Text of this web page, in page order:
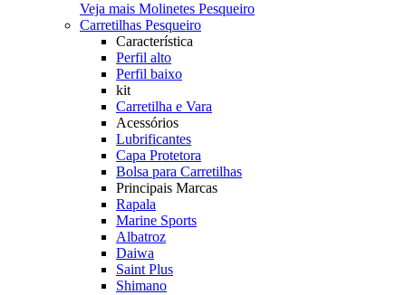
Veja mais Molinetes Pesqueiro
Carretilhas Pesqueiro
Característica
Perfil alto
Perfil baixo
kit
Carretilha e Vara
Acessórios
Lubrificantes
Capa Protetora
Bolsa para Carretilhas
Principais Marcas
Rapala
Marine Sports
Albatroz
Daiwa
Saint Plus
Shimano